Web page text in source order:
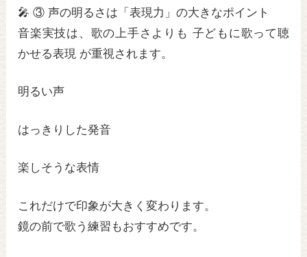
🎤 ③ 声の明るさは「表現力」の大きなポイント
音楽実技は、歌の上手さよりも 子どもに歌って聴
かせる表現 が重視されます。
明るい声
はっきりした発音
楽しそうな表情
これだけで印象が大きく変わります。
鏡の前で歌う練習もおすすめです。